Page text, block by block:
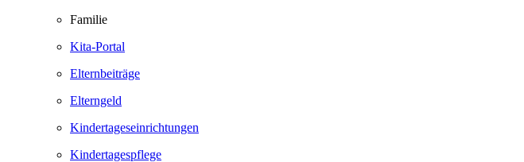
Familie
Kita-Portal
Elternbeiträge
Elterngeld
Kindertageseinrichtungen
Kindertagespflege